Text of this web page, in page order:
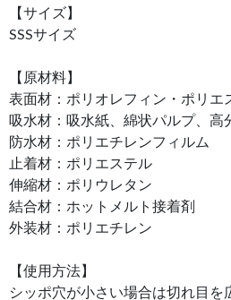
【サイズ】
SSSサイズ
【原材料】
表面材：ポリオレフィン・ポリエ
吸水材：吸水紙、綿状パルプ、高
防水材：ポリエチレンフィルム
止着材：ポリエステル
伸縮材：ポリウレタン
結合材：ホットメルト接着剤
外装材：ポリエチレン
【使用方法】
シッポ穴が小さい場合は切れ目を